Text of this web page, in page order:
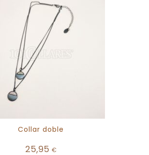
Collar doble
25,95 €